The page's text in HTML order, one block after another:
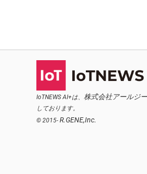
IoTNEWS AI+は、 株式会社アールジ
しております。
© 2015- R.GENE,Inc.